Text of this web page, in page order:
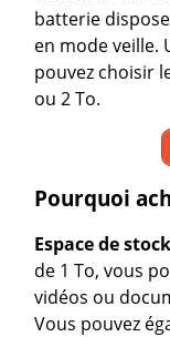
batterie
en mode veille.
pouvez choisir
ou 2 To.
Pourquoi
Espace de
de 1 To, vous
vidéos ou
Vous pouvez